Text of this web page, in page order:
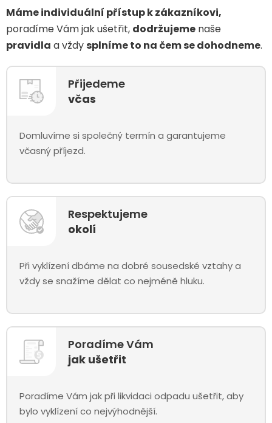
Máme individuální přístup k zákazníkovi,
poradíme Vám jak ušetřit, dodržujeme naše
pravidla a vždy splníme to na čem se dohodneme.
Přijedeme
včas
Domluvíme si společný termín a garantujeme
včasný příjezd.
Respektujeme
okolí
Při vyklízení dbáme na dobré sousedské vztahy a
vždy se snažíme dělat co nejméně hluku.
Poradíme Vám
jak ušetřit
Poradíme Vám jak při likvidaci odpadu ušetřit, aby
bylo vyklízení co nejvýhodnější.